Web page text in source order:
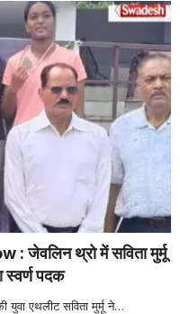
थ्रो में सविता मुर्मू
स्वर्ण पदक
एथलीट सविता मुर्मू ने…